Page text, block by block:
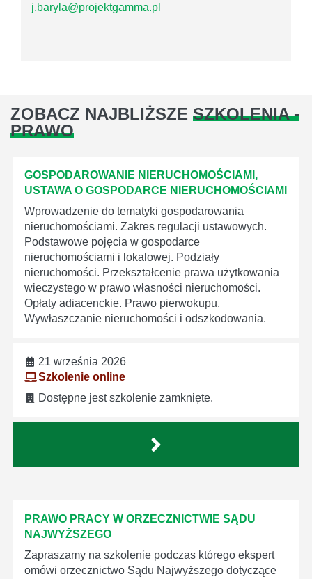
j.baryla@projektgamma.pl
ZOBACZ NAJBLIŻSZE SZKOLENIA -
PRAWO
GOSPODAROWANIE NIERUCHOMOŚCIAMI,
USTAWA O GOSPODARCE NIERUCHOMOŚCIAMI
Wprowadzenie do tematyki gospodarowania
nieruchomościami. Zakres regulacji ustawowych.
Podstawowe pojęcia w gospodarce
nieruchomościami i lokalowej. Podziały
nieruchomości. Przekształcenie prawa użytkowania
wieczystego w prawo własności nieruchomości.
Opłaty adiacenckie. Prawo pierwokupu.
Wywłaszczanie nieruchomości i odszkodowania.
21 września 2026
Szkolenie online
Dostępne jest szkolenie zamknięte.
PRAWO PRACY W ORZECZNICTWIE SĄDU
NAJWYŻSZEGO
Zapraszamy na szkolenie podczas którego ekspert
omówi orzecznictwo Sądu Najwyższego dotyczące